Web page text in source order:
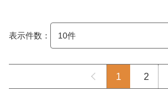
表示件数：
1 2